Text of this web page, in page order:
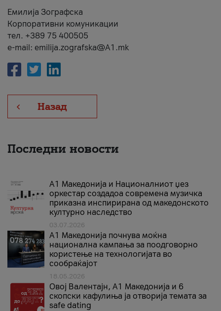
Емилија Зографска
Корпоративни комуникации
тел. +389 75 400505
e-mail: emilija.zografska@A1.mk
Назад
Последни новости
А1 Македонија и Националниот џез
оркестар создадоа современа музичка
приказна инспирирана од македонското
културно наследство
03.07.2026
A1 Македонија почнува моќна
национална кампања за поодговорно
користење на технологијата во
сообраќајот
18.05.2026
Овој Валентајн, A1 Македонија и 6
скопски кафулиња ја отворија темата за
safe dating